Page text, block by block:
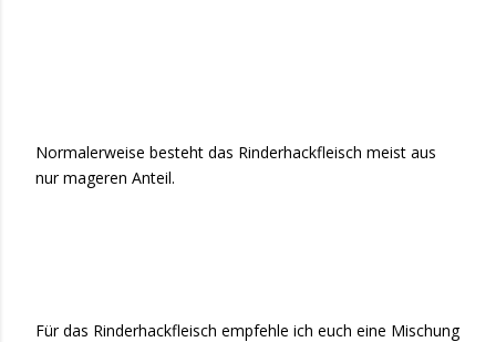
Normalerweise besteht das Rinderhackfleisch meist aus
nur mageren Anteil.
Für das Rinderhackfleisch empfehle ich euch eine Mischung